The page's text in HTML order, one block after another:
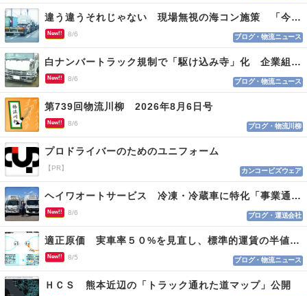
違う違うそれじゃない 現場無視の海コン施策 「今でも平均２～３時間は待つ」
New!! 8/6 ブログ・物流ニュース
白ナンバートラック規制で「駆け込み寺」化 企業組合が入会基準を見直しへ
New!! 8/6 ブログ・物流ニュース
第739回物流川柳 2026年8月6日号
New!! 8/6 ブログ・物流川柳
プロドライバーのためのユニフォーム
【PR】 カンコービズウェア
ヘイワオートサービス 冷凍・冷蔵車に特化「事業通じ貢献目指す」
New!! 8/6 ブログ・運送会社
適正原価 実車率５０%を見直し、標準的運賃の半値の恐れも
New!! 8/5 ブログ・物流ニュース
ＨＣＳ 熊本近辺の「トラック通れた道マップ」公開